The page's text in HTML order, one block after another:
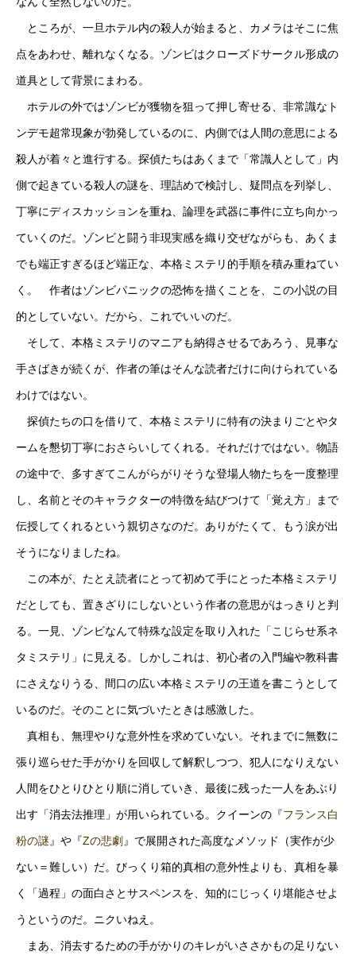
ところが、一旦ホテル内の殺人が始まると、カメラはそこに焦
点をあわせ、離れなくなる。ゾンビはクローズドサークル形成の
道具として背景にまわる。
ホテルの外ではゾンビが獲物を狙って押し寄せる、非常識なト
ンデモ超常現象が勃発しているのに、内側では人間の意思による
殺人が着々と進行する。探偵たちはあくまで「常識人として」内
側で起きている殺人の謎を、理詰めで検討し、疑問点を列挙し、
丁寧にディスカッションを重ね、論理を武器に事件に立ち向かっ
ていくのだ。ゾンビと闘う非現実感を織り交ぜながらも、あくま
でも端正すぎるほど端正な、本格ミステリ的手順を積み重ねてい
く。 作者はゾンビパニックの恐怖を描くことを、この小説の目
的としていない。だから、これでいいのだ。
そして、本格ミステリのマニアも納得させるであろう、見事な
手さばきが続くが、作者の筆はそんな読者だけに向けられている
わけではない。
探偵たちの口を借りて、本格ミステリに特有の決まりごとやタ
ームを懇切丁寧におさらいしてくれる。それだけではない。物語
の途中で、多すぎてこんがらがりそうな登場人物たちを一度整理
し、名前とそのキャラクターの特徴を結びつけて「覚え方」まで
伝授してくれるという親切さなのだ。ありがたくて、もう涙が出
そうになりましたね。
この本が、たとえ読者にとって初めて手にとった本格ミステリ
だとしても、置きざりにしないという作者の意思がはっきりと判
る。一見、ゾンビなんて特殊な設定を取り入れた「こじらせ系ネ
タミステリ」に見える。しかしこれは、初心者の入門編や教科書
にさえなりうる、間口の広い本格ミステリの王道を書こうとして
いるのだ。そのことに気づいたときは感激した。
真相も、無理やりな意外性を求めていない。それまでに無数に
張り巡らせた手がかりを回収して解釈しつつ、犯人になりえない
人間をひとりひとり順に消していき、最後に残った一人をあぶり
出す「消去法推理」が用いられている。クイーンの『フランス白
粉の謎 』や『Zの悲劇 』で展開された高度なメソッド（実作が少
ない＝難しい）だ。びっくり箱的真相の意外性よりも、真相を暴
く「過程」の面白さとサスペンスを、知的にじっくり堪能させよ
うというのだ。ニクいねえ。
まあ、消去するための手がかりのキレがいささかもの足りない